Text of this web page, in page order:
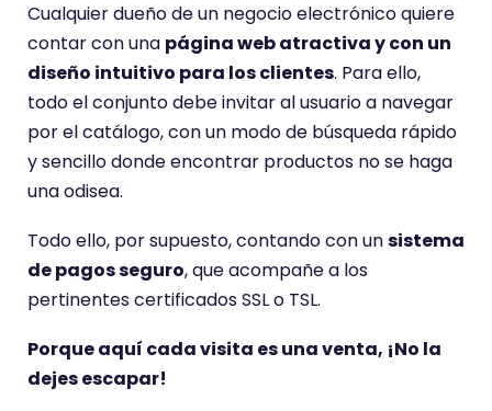
i
ó
n
d
e
Cualquier dueño de un negocio electrónico quiere
contar con una página web atractiva y con un
diseño intuitivo para los clientes. Para ello,
todo el conjunto debe invitar al usuario a navegar
por el catálogo, con un modo de búsqueda rápido
y sencillo donde encontrar productos no se haga
una odisea.
Todo ello, por supuesto, contando con unsistema
de pagos seguro, que acompañe a los
pertinentes certificados SSL o TSL.
Porque aquí cada visita es una venta, ¡No la
dejes escapar!